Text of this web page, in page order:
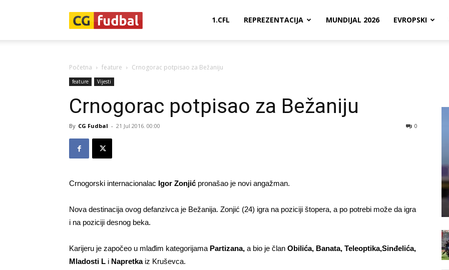
1.CFL REPREZENTACIJA MUNDIJAL 2026 EVROPSKI
Početna feature Crnogorac potpisao za Bežaniju
feature Vijesti
Crnogorac potpisao za Bežaniju
By CG Fudbal - 21 Jul 2016. 00:00 0
Crnogorski internacionalac Igor Zonjić pronašao je novi angažman.
Nova destinacija ovog defanzivca je Bežanija. Zonjić (24) igra na poziciji štopera, a po potrebi može da igra
i na poziciji desnog beka.
Karijeru je započeo u mlađim kategorijama Partizana, a bio je član Obilića, Banata, Teleoptika,Sinđelića,
Mladosti L i Napretkaiz Kruševca.